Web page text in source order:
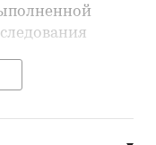
объема и